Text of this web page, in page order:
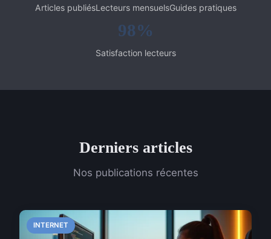
Articles publiésLecteurs mensuelsGuides pratiques
98%
Satisfaction lecteurs
Derniers articles
Nos publications récentes
INTERNET